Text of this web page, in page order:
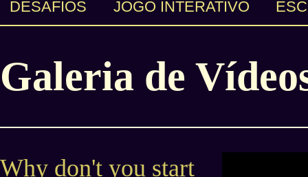
DESAFIOS JOGO INTERATIVO
Galeria de
Why don't you start